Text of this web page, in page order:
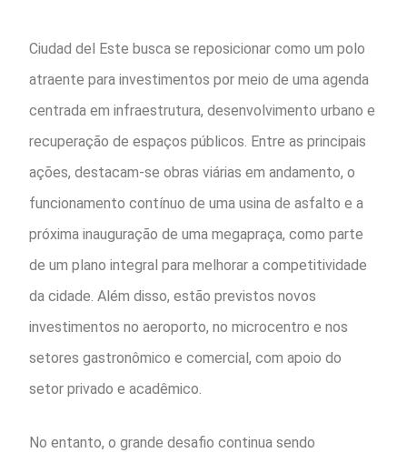
Ciudad del Este busca se reposicionar como um polo
atraente para investimentos por meio de uma agenda
centrada em infraestrutura, desenvolvimento urbano e
recuperação de espaços públicos. Entre as principais
ações, destacam-se obras viárias em andamento, o
funcionamento contínuo de uma usina de asfalto e a
próxima inauguração de uma megapraça, como parte
de um plano integral para melhorar a competitividade
da cidade. Além disso, estão previstos novos
investimentos no aeroporto, no microcentro e nos
setores gastronômico e comercial, com apoio do
setor privado e acadêmico.
No entanto, o grande desafio continua sendo